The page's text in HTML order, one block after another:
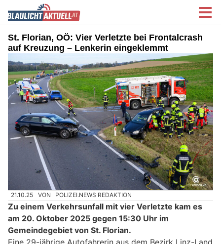
St. Florian, OÖ: Vier Verletzte bei Frontalcrash
auf Kreuzung – Lenkerin eingeklemmt
21.10.25 VON POLIZEI.NEWS REDAKTION
Zu einem Verkehrsunfall mit vier Verletzte kam es
am 20. Oktober 2025 gegen 15:30 Uhr im
Gemeindegebiet von St. Florian.
Eine 29-jährige Autofahrerin aus dem Bezirk Linz-Land